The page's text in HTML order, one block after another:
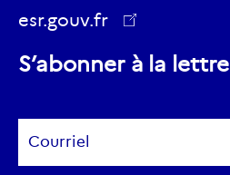
esr.gouv.fr
ec.europa.eu
S’abonner à la lettre